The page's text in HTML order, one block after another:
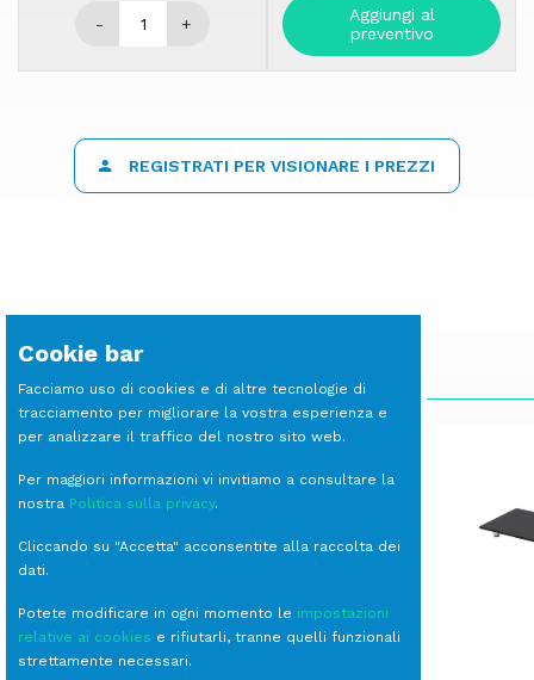
- +
Aggiungi al
preventivo
REGISTRATI PER VISIONARE I PREZZI
Cookie bar
Facciamo uso di cookies e di altre tecnologie di
tracciamento per migliorare la vostra esperienza e
per analizzare il traffico del nostro sito web.
Per maggiori informazioni vi invitiamo a consultare la
nostra Politica sulla privacy.
Cliccando su "Accetta" acconsentite alla raccolta dei
dati.
Potete modificare in ogni momento le impostazioni
relative ai cookies e rifiutarli, tranne quelli funzionali
strettamente necessari.